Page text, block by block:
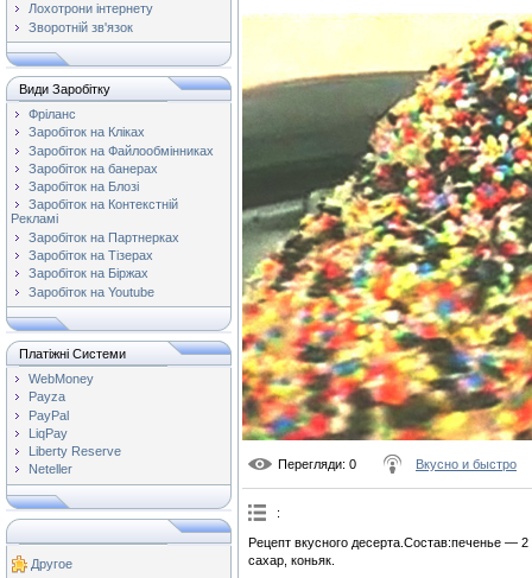
Лохотрони інтернету
Зворотній зв'язок
Види Заробітку
Фріланс
Заробіток на Кліках
Заробіток на Файлообмінниках
Заробіток на банерах
Заробіток на Блозі
Заробіток на Контекстній
Рекламі
Заробіток на Партнерках
Заробіток на Тізерах
Заробіток на Біржах
Заробіток на Youtube
Платіжні Системи
WebMoney
Payza
PayPal
LiqPay
Liberty Reserve
Neteller
Другое
Перегляди: 0 Вкусно и быстро
:
Рецепт вкусного десерта.Состав:печенье —
сахар, коньяк.